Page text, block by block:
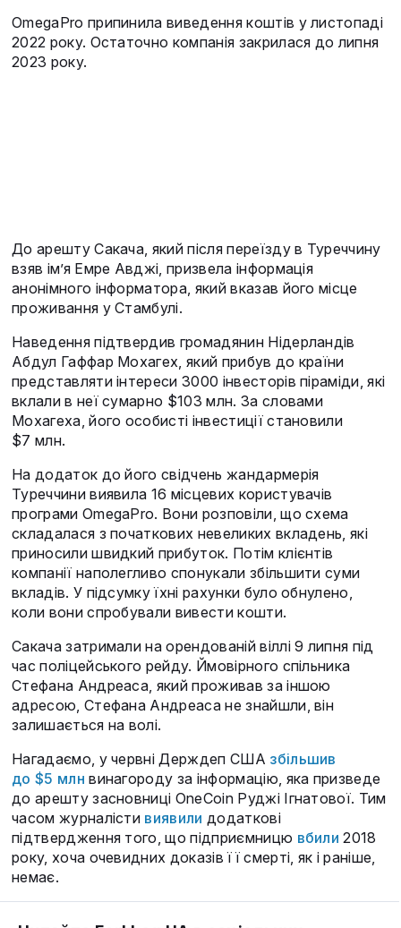
OmegaPro припинила виведення коштів у листопаді
2022 року. Остаточно компанія закрилася до липня
2023 року.
До арешту Сакача, який після переїзду в Туреччину
взяв ім’я Емре Авджі, призвела інформація
анонімного інформатора, який вказав його місце
проживання у Стамбулі.
Наведення підтвердив громадянин Нідерландів
Абдул Гаффар Мохагех, який прибув до країни
представляти інтереси 3000 інвесторів піраміди, які
вклали в неї сумарно $103 млн. За словами
Мохагеха, його особисті інвестиції становили
$7 млн.
На додаток до його свідчень жандармерія
Туреччини виявила 16 місцевих користувачів
програми OmegaPro. Вони розповіли, що схема
складалася з початкових невеликих вкладень, які
приносили швидкий прибуток. Потім клієнтів
компанії наполегливо спонукали збільшити суми
вкладів. У підсумку їхні рахунки було обнулено,
коли вони спробували вивести кошти.
Сакача затримали на орендованій віллі 9 липня під
час поліцейського рейду. Ймовірного спільника
Стефана Андреаса, який проживав за іншою
адресою, Стефана Андреаса не знайшли, він
залишається на волі.
Нагадаємо, у червні Держдеп США збільшив
до $5 млн винагороду за інформацію, яка призведе
до арешту засновниці OneCoin Руджі Ігнатової. Тим
часом журналісти виявили додаткові
підтвердження того, що підприємницю вбили 2018
року, хоча очевидних доказів її смерті, як і раніше,
немає.